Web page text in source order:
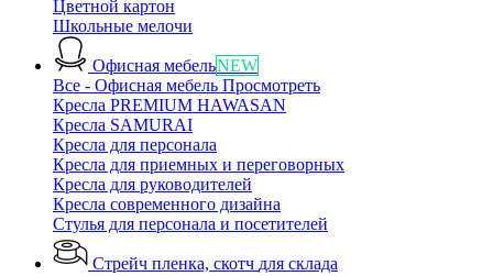
Цветной картон
Школьные мелочи
Офисная мебельNEW
Все - Офисная мебель Просмотреть
Кресла PREMIUM HAWASAN
Кресла SAMURAI
Кресла для персонала
Кресла для приемных и переговорных
Кресла для руководителей
Кресла современного дизайна
Стулья для персонала и посетителей
Стрейч пленка, скотч для склада